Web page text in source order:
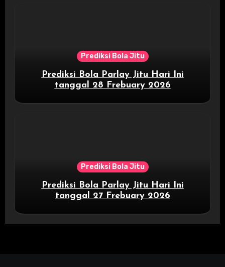
Prediksi Bola Jitu
Prediksi Bola Parlay Jitu Hari Ini
tanggal 28 Frebuary 2026
Prediksi Bola Jitu
Prediksi Bola Parlay Jitu Hari Ini
tanggal 27 Frebuary 2026